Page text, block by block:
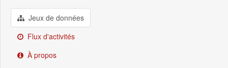
Groupes
Demandes
À propos
Jeux de données
Flux d'activités
À propos